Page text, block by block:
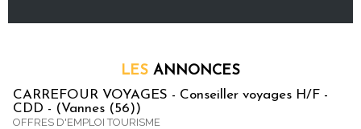
LES ANNONCES
CARREFOUR VOYAGES - Conseiller voyages H/F -
CDD - (Vannes (56))
OFFRES D'EMPLOI TOURISME